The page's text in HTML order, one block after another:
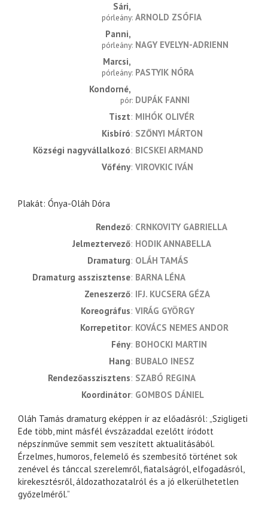
Sári
pórleány ARNOLD ZSÓFIA
Panni
pórleány NAGY EVELYN-ADRIENN
Marcsi
pórleány PASTYIK NÓRA
Kondorné
pór DUPÁK FANNI
Tiszt MIHÓK OLIVÉR
Kisbíró SZŐNYI MÁRTON
Községi nagyvállalkozó BICSKEI ARMAND
Vőfény VIROVKIC IVÁN
Plakát: Ónya-Oláh Dóra
rendező CRNKOVITY GABRIELLA
jelmeztervező HODIK ANNABELLA
dramaturg OLÁH TAMÁS
dramaturg asszisztense BARNA LÉNA
zeneszerző IFJ. KUCSERA GÉZA
koreográfus VIRÁG GYÖRGY
korrepetitor KOVÁCS NEMES ANDOR
fény BOHOCKI MARTIN
hang BUBALO INESZ
rendezőasszisztens SZABÓ REGINA
koordinátor GOMBOS DÁNIEL
Oláh Tamás dramaturg eképpen ír az előadásról: „Szigligeti
Ede több, mint másfél évszázaddal ezelőtt íródott
népszínműve semmit sem veszített aktualitásából.
Érzelmes, humoros, felemelő és szembesítő történet sok
zenével és tánccal szerelemről, fiatalságról, elfogadásról,
kirekesztésről, áldozathozatalról és a jó elkerülhetetlen
győzelméről.”